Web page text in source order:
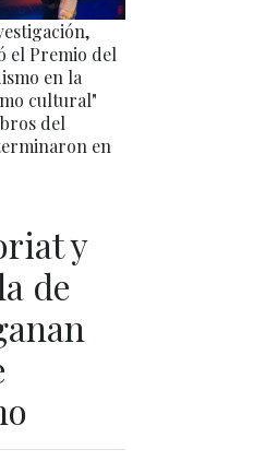
el Premio del
en la
cultural"
del
en
y
de